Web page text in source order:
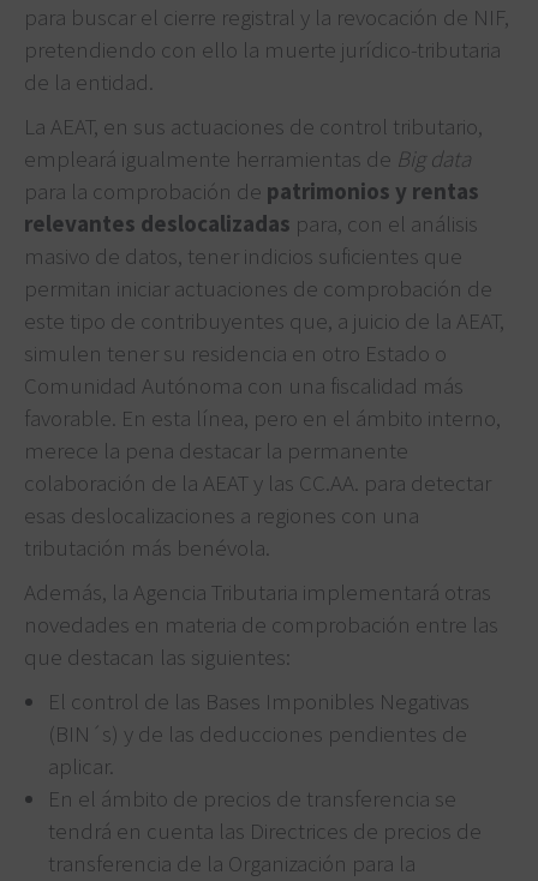
para buscar el cierre registral y la revocación de NIF,
pretendiendo con ello la muerte jurídico-tributaria
de la entidad.
La AEAT, en sus actuaciones de control tributario,
empleará igualmente herramientas de Big data
para la comprobación de patrimonios y rentas
relevantes deslocalizadas para, con el análisis
masivo de datos, tener indicios suficientes que
permitan iniciar actuaciones de comprobación de
este tipo de contribuyentes que, a juicio de la AEAT,
simulen tener su residencia en otro Estado o
Comunidad Autónoma con una fiscalidad más
favorable. En esta línea, pero en el ámbito interno,
merece la pena destacar la permanente
colaboración de la AEAT y las CC.AA. para detectar
esas deslocalizaciones a regiones con una
tributación más benévola.
Además, la Agencia Tributaria implementará otras
novedades en materia de comprobación entre las
que destacan las siguientes:
El control de las Bases Imponibles Negativas
(BIN´s) y de las deducciones pendientes de
aplicar.
En el ámbito de precios de transferencia se
tendrá en cuenta las Directrices de precios de
transferencia de la Organización para la